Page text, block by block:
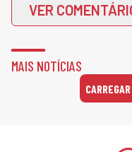
VER
MAIS NOTÍCIAS